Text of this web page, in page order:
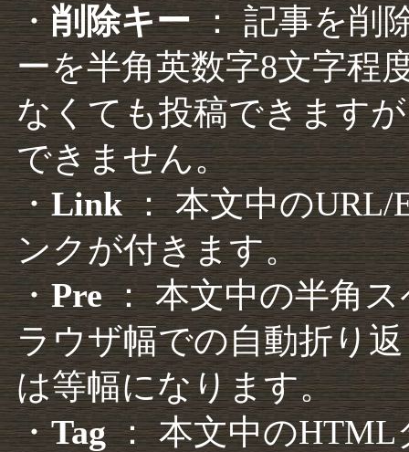
・削除キー： 記事を削
ーを半角英数字8文字程
なくても投稿できます
できません。
・Link： 本文中のURL/
ンクが付きます。
・Pre： 本文中の半角
ラウザ幅での自動折り
は等幅になります。
・Tag： 本文中のHTML